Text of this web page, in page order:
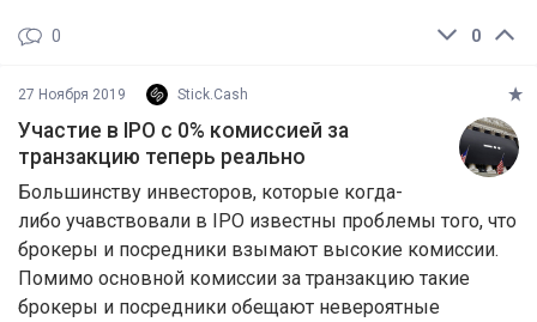
0
0
27 Ноября 2019 Stick.Cash
Участие в IPO с 0% комиссией за
транзакцию теперь реально
Большинству инвесторов, которые когда-
либо учавствовали в IPO известны проблемы того, что
брокеры и посредники взымают высокие комиссии.
Помимо основной комиссии за транзакцию такие
брокеры и посредники обещают невероятные